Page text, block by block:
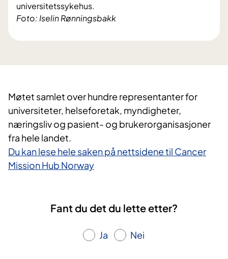
Foto: Iselin Rønningsbakk
universitetssykehus.
Møtet samlet over hundre representanter for
universiteter, helseforetak, myndigheter,
næringsliv og pasient- og brukerorganisasjoner
fra hele landet.
Du kan lese hele saken på nettsidene til Cancer
Mission Hub Norway
Fant du det du lette etter?
Ja Nei